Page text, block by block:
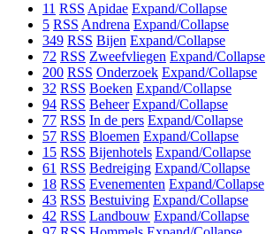
11 RSS Apidae Expand/Collapse
5 RSS Andrena Expand/Collapse
349 RSS Bijen Expand/Collapse
72 RSS Zweefvliegen Expand/Collapse
200 RSS Onderzoek Expand/Collapse
32 RSS Boeken Expand/Collapse
94 RSS Beheer Expand/Collapse
77 RSS In de pers Expand/Collapse
57 RSS Bloemen Expand/Collapse
15 RSS Bijenhotels Expand/Collapse
61 RSS Bedreiging Expand/Collapse
18 RSS Evenementen Expand/Collapse
43 RSS Bestuiving Expand/Collapse
42 RSS Landbouw Expand/Collapse